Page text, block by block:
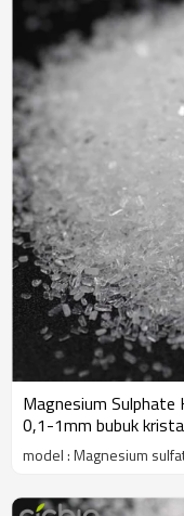
Magnesium Sulphate
0,1-1mm bubuk
model : Magnesium